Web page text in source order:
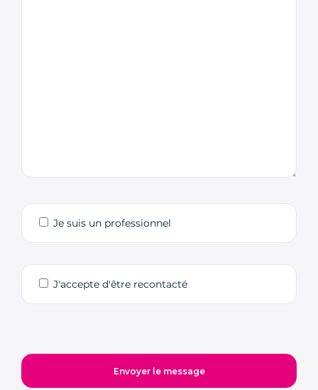
Je suis un professionnel
J'accepte d'être recontacté